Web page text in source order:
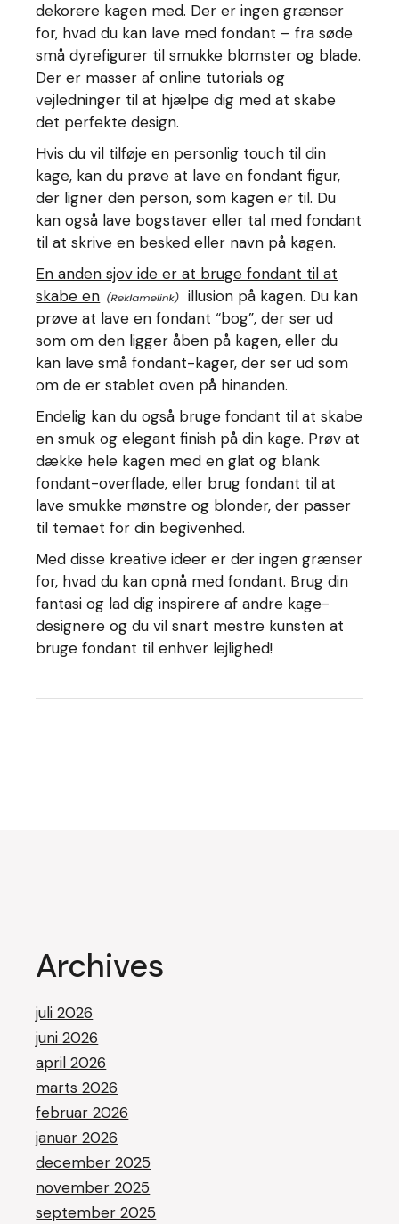
dekorere kagen med. Der er ingen grænser
for, hvad du kan lave med fondant – fra søde
små dyrefigurer til smukke blomster og blade.
Der er masser af online tutorials og
vejledninger til at hjælpe dig med at skabe
det perfekte design.
Hvis du vil tilføje en personlig touch til din
kage, kan du prøve at lave en fondant figur,
der ligner den person, som kagen er til. Du
kan også lave bogstaver eller tal med fondant
til at skrive en besked eller navn på kagen.
En anden sjov ide er at bruge fondant til at
skabe en
illusion på kagen. Du kan
prøve at lave en fondant “bog”, der ser ud
som om den ligger åben på kagen, eller du
kan lave små fondant-kager, der ser ud som
om de er stablet oven på hinanden.
Endelig kan du også bruge fondant til at skabe
en smuk og elegant finish på din kage. Prøv at
dække hele kagen med en glat og blank
fondant-overflade, eller brug fondant til at
lave smukke mønstre og blonder, der passer
til temaet for din begivenhed.
Med disse kreative ideer er der ingen grænser
for, hvad du kan opnå med fondant. Brug din
fantasi og lad dig inspirere af andre kage-
designere og du vil snart mestre kunsten at
bruge fondant til enhver lejlighed!
Archives
juli 2026
juni 2026
april 2026
marts 2026
februar 2026
januar 2026
december 2025
november 2025
september 2025